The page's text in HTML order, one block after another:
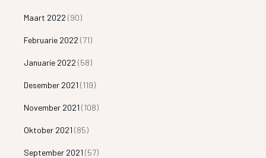
Maart 2022 (90)
Februarie 2022 (71)
Januarie 2022 (58)
Desember 2021 (119)
November 2021 (108)
Oktober 2021 (85)
September 2021 (57)